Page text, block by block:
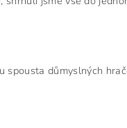
důmyslných